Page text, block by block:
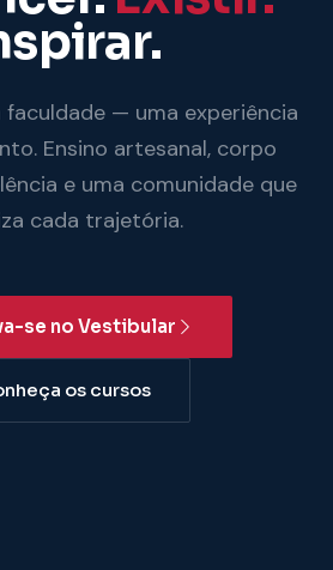
faculdade — uma experiência
Ensino artesanal, corpo
e uma comunidade que
cada trajetória.
se no Vestibular
os cursos